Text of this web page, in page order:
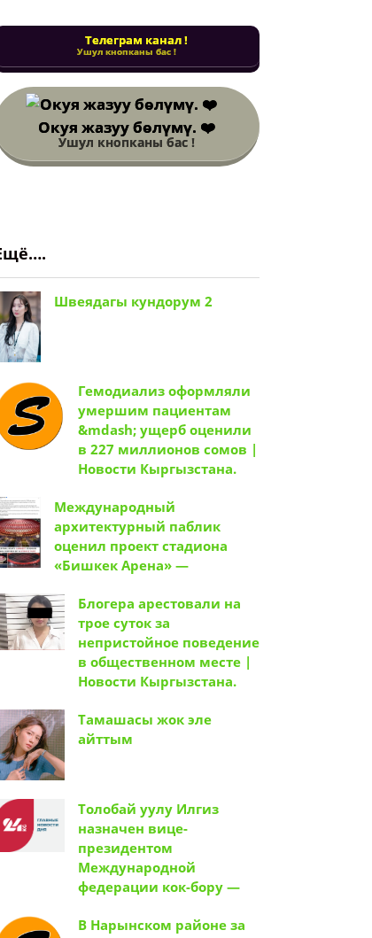
Телеграм канал !
Ушул кнопканы бас !
Окуя жазуу бөлүмү. ❤️
Ушул кнопканы бас !
Швеядагы кундорум 2
Гемодиализ оформляли
умершим пациентам
&mdash; ущерб оценили
в 227 миллионов сомов |
Новости Кыргызстана.
Международный
архитектурный паблик
оценил проект стадиона
«Бишкек Арена» —
Блогера арестовали на
трое суток за
непристойное поведение
в общественном месте |
Новости Кыргызстана.
Тамашасы жок эле
айттым
Толобай уулу Илгиз
назначен вице-
президентом
Международной
федерации кок-бору —
В Нарынском районе за